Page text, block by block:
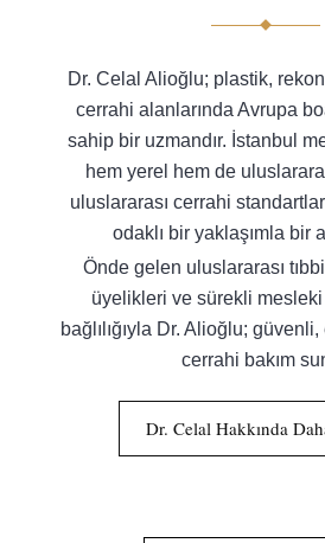
Dr. Celal Alioğlu; plastik,
cerrahi alanlarında Avrupa
sahip bir uzmandır. İstanbul
hem yerel hem de
uluslararası cerrahi
odaklı bir yaklaşımla bir
Önde gelen uluslararası
üyelikleri ve sürekli
bağlılığıyla Dr. Alioğlu;
cerrahi bakım
Dr. Celal Hakkında